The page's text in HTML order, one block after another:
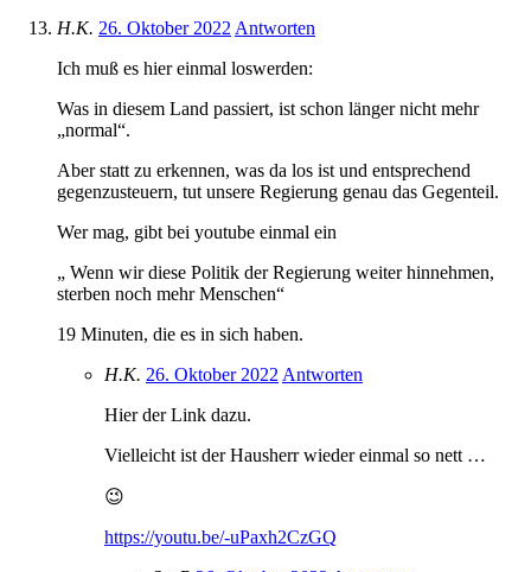
H.K. 26. Oktober 2022Antworten
Ich muß es hier einmal loswerden:
Was in diesem Land passiert, ist schon länger nicht mehr
„normal“.
Aber statt zu erkennen, was da los ist und entsprechend
gegenzusteuern, tut unsere Regierung genau das Gegenteil.
Wer mag, gibt bei youtube einmal ein
„ Wenn wir diese Politik der Regierung weiter hinnehmen,
sterben noch mehr Menschen“
19 Minuten, die es in sich haben.
H.K. 26. Oktober 2022Antworten
Hier der Link dazu.
Vielleicht ist der Hausherr wieder einmal so nett …
😉
https://youtu.be/-uPaxh2CzGQ